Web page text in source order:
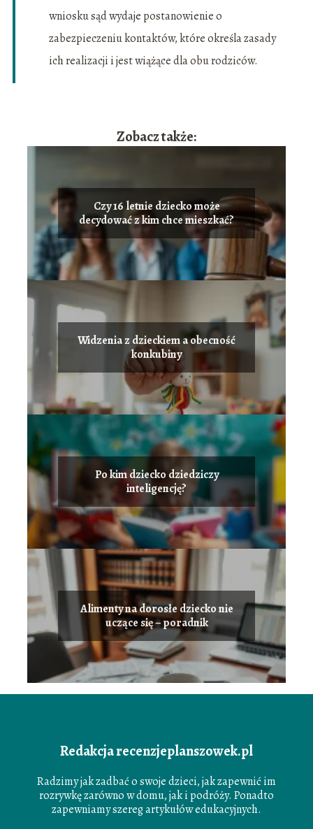
wniosku sąd wydaje postanowienie o
zabezpieczeniu kontaktów, które określa zasady
ich realizacji i jest wiążące dla obu rodziców.
Zobacz także:
Czy 16 letnie dziecko może
decydować z kim chce mieszkać?
Widzenia z dzieckiem a obecność
konkubiny
Po kim dziecko dziedziczy
inteligencję?
Alimenty na dorosłe dziecko nie
uczące się – poradnik
Redakcja recenzjeplanszowek.pl
Radzimy jak zadbać o swoje dzieci, jak zapewnić im
rozrywkę zarówno w domu, jak i podróży. Ponadto
zapewniamy szereg artykułów edukacyjnych.